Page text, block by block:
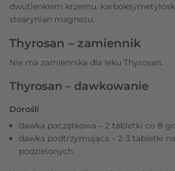
dwutlenkiem krzemu,
stearynian magnezu.
Thyrosan – zamiennik
Nie ma zamiennika dla leku Thyrosan.
Thyrosan – dawkowanie
Dorośli
dawka początkowa – 2 tabletki co 8
dawka podtrzymująca – 2-3 tabletki
podzielonych.